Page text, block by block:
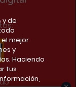
y de
mejor
y
Haciendo
tus